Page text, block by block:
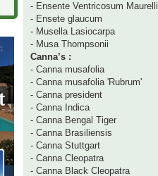
- Ensente Ventricosum Maurelli
- Ensete glaucum
- Musella Lasiocarpa
- Musa Thompsonii
Canna’s :
- Canna musafolia
- Canna musafolia 'Rubrum'
- Canna president
- Canna Indica
- Canna Bengal Tiger
- Canna Brasiliensis
- Canna Stuttgart
- Canna Cleopatra
- Canna Black Cleopatra